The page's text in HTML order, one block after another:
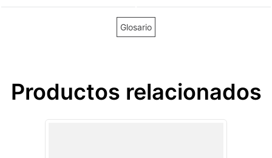
Glosario
Productos relacionados